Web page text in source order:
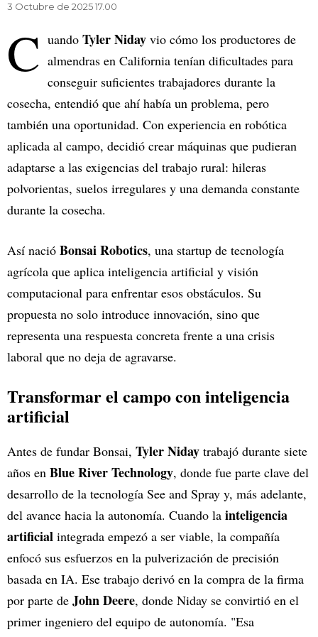
3 Octubre de 2025 17.00
C uando Tyler Niday vio cómo los productores de
almendras en California tenían dificultades para
conseguir suficientes trabajadores durante la
cosecha, entendió que ahí había un problema, pero
también una oportunidad. Con experiencia en robótica
aplicada al campo, decidió crear máquinas que pudieran
adaptarse a las exigencias del trabajo rural: hileras
polvorientas, suelos irregulares y una demanda constante
durante la cosecha.
Así nació Bonsai Robotics, una startup de tecnología
agrícola que aplica inteligencia artificial y visión
computacional para enfrentar esos obstáculos. Su
propuesta no solo introduce innovación, sino que
representa una respuesta concreta frente a una crisis
laboral que no deja de agravarse.
Transformar el campo con inteligencia
artificial
Antes de fundar Bonsai, Tyler Niday trabajó durante siete
años en Blue River Technology, donde fue parte clave del
desarrollo de la tecnología See and Spray y, más adelante,
del avance hacia la autonomía. Cuando la inteligencia
artificial integrada empezó a ser viable, la compañía
enfocó sus esfuerzos en la pulverización de precisión
basada en IA. Ese trabajo derivó en la compra de la firma
por parte de John Deere, donde Niday se convirtió en el
primer ingeniero del equipo de autonomía. "Esa